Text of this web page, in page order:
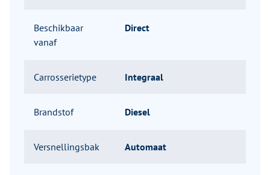
Beschikbaar
vanaf
Direct
Carrosserietype Integraal
Brandstof Diesel
Versnellingsbak Automaat